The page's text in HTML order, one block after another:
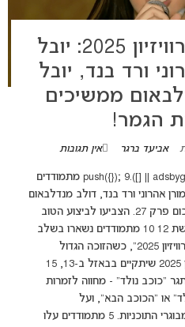
הכוכב הבא לאירוויזיון 2025: יובל
ורד בנד, יובל
ממשיכים
הגמר!
אביעד ברגר אין תגובות
(adsbygoogle = window.adsbygoogle || []).push({}); 9 מתמודדים
אהרוני ורד בנד, דולב מנדלבאום
ויובל רפאל. אודי שניידר הודח. סיכום פרק 27. הצביעו לביצוע הטוב
ביותר של הפרק! צילום מסך - קשת 12 10 מתמודדים נשארו בשלב
זה בנבחרת של "הכוכב הבא לאירוויזיון 2025", כשהזוכה הגדול
בתחרות ייצג את ישראל באירוויזיון 2025 שיתקיים בבאזל ב-13, 15
"כוכב נולד" - מחווה לזמרות
או "הכוכב הבא", ועל
המתמודדים לבצע שיר של אחד מבוגרי התוכניות. 5 מתמודדים עלו